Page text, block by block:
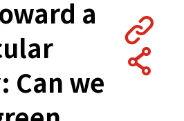
a
Can we